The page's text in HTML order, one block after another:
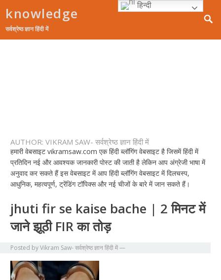
knowledge
सर्वश्रेष्ठ ज्ञान हिंदी में
AUTHOR:VIKRAM SAW- सर्वश्रेष्ठ ज्ञान हिंदी में
हमारी वेबसाइट vikramsaw.com एक हिंदी ब्लॉगिंग वेबसाइट है जिसमें हिंदी में
प्रतिदिन नई और आवश्यक जानकारी पोस्ट की जाती है लेकिन आप अंग्रेजी भाषा में
अनुवाद कर सकते हैं इस वेबसाइट में आप हिंदी ब्लॉगिंग वेबसाइट में दिलचस्प,
आधुनिक, महत्वपूर्ण, ट्रेंडिंग टॉपिक्स और नई चीजों के बारे में जान सकते हैं।
jhuti fir se kaise bache | 2 मिनट में
जाने झूठी FIR का तोड़
Posted byVikram Saw- सर्वश्रेष्ठ ज्ञान हिंदी में—
हिन्दी